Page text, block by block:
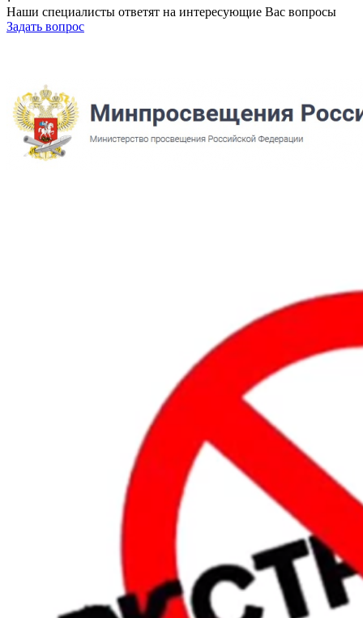
Наши специалисты ответят на интересующие Вас вопросы
Задать вопрос